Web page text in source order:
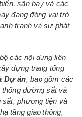
sân bay và các
đang đóng vai trò
tranh và sự phát
các nội dung liên
dựng trang tổng
Dự án, bao gồm các
thống đường sắt và
sắt, phương tiện và
tầng giao thông,